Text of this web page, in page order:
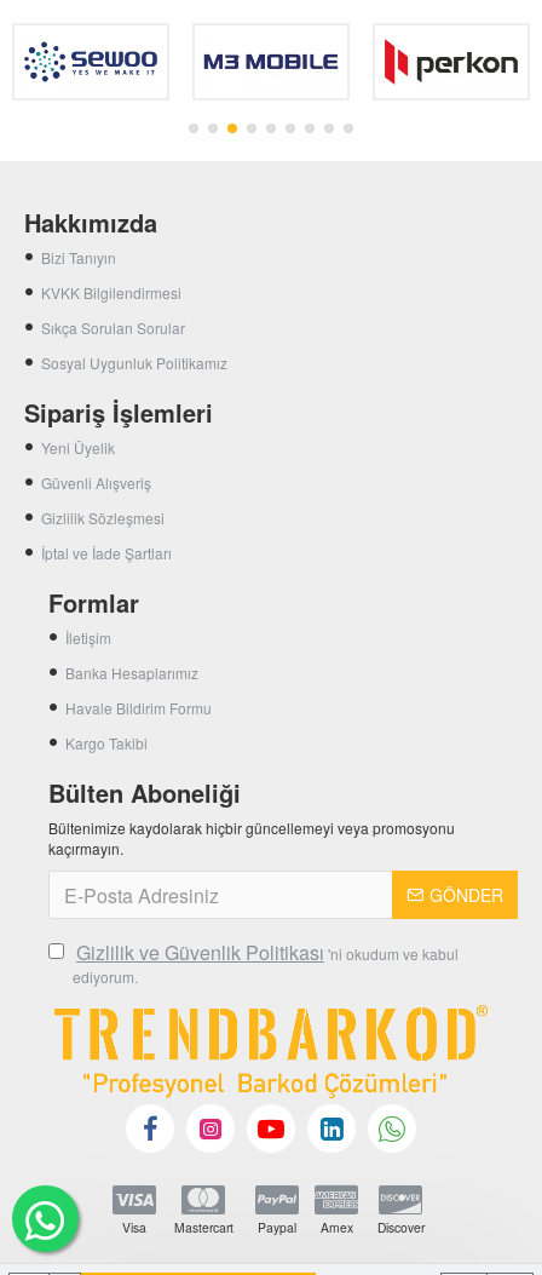
Hakkımızda
Bizi Tanıyın
KVKK Bilgilendirmesi
Sıkça Sorulan Sorular
Sosyal Uygunluk Politikamız
Sipariş İşlemleri
Yeni Üyelik
Güvenli Alışveriş
Gizlilik Sözleşmesi
İptal ve İade Şartları
Formlar
İletişim
Banka Hesaplarımız
Havale Bildirim Formu
Kargo Takibi
Bülten Aboneliği
Bültenimize kaydolarak hiçbir güncellemeyi veya promosyonu
kaçırmayın.
GÖNDER
Gizlilik ve Güvenlik Politikası 'ni okudum ve kabul
ediyorum.
Visa Mastercart Paypal Amex Discover